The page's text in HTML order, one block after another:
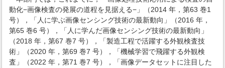
動化−画像検査の発展の道程を見据える−」（2014 年，第63 巻1
号），「人に学ぶ画像センシング技術の最新動向」（2016 年，
第65 巻6 号），「人に学んだ画像センシング技術の最新動向」
（2018 年，第67 巻7 号），「製造工程で活躍する外観検査技
術」（2020 年，第69 巻7 号），「機械学習で飛躍する外観検
査」（2022 年，第71 巻7 号），「画像データセットに注目した